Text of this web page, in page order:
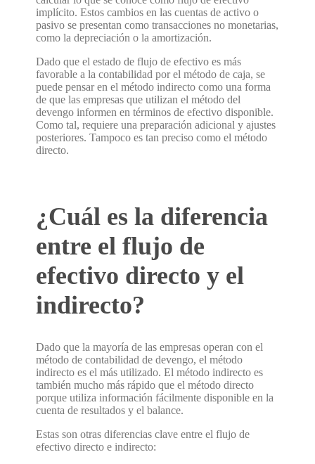
implícito. Estos cambios en las cuentas de activo o
pasivo se presentan como transacciones no monetarias,
como la depreciación o la amortización.
Dado que el estado de flujo de efectivo es más
favorable a la contabilidad por el método de caja, se
puede pensar en el método indirecto como una forma
de que las empresas que utilizan el método del
devengo informen en términos de efectivo disponible.
Como tal, requiere una preparación adicional y ajustes
posteriores. Tampoco es tan preciso como el método
directo.
¿Cuál es la diferencia
entre el flujo de
efectivo directo y el
indirecto?
Dado que la mayoría de las empresas operan con el
método de contabilidad de devengo, el método
indirecto es el más utilizado. El método indirecto es
también mucho más rápido que el método directo
porque utiliza información fácilmente disponible en la
cuenta de resultados y el balance.
Estas son otras diferencias clave entre el flujo de
efectivo directo e indirecto: